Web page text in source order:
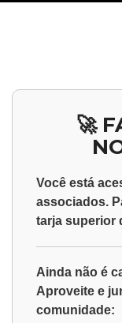
🚀
Você está
associados.
tarja superior
Ainda não é
Aproveite e
comunidade: